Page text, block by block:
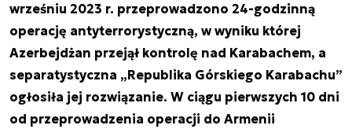
wrześniu 2023 r. przeprowadzono 24-godzinną
operację antyterrorystyczną, w wyniku której
Azerbejdżan przejął kontrolę nad Karabachem, a
separatystyczna „Republika Górskiego Karabachu”
ogłosiła jej rozwiązanie. W ciągu pierwszych 10 dni
od przeprowadzenia operacji do Armenii